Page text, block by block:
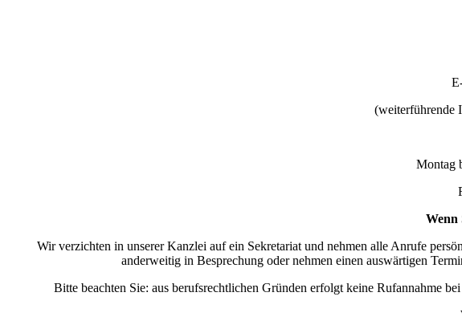
(weiterführende
Montag
Wenn
Wir verzichten in unserer Kanzlei auf ein Sekretariat und nehmen alle Anrufe
anderweitig in Besprechung oder nehmen einen auswärtigen
Bitte beachten Sie: aus berufsrechtlichen Gründen erfolgt keine Rufannahme